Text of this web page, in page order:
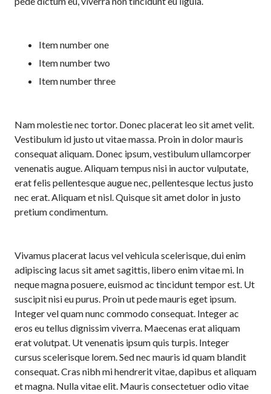
Item number one
Item number two
Item number three
Nam molestie nec tortor. Donec placerat leo sit amet velit.
Vestibulum id justo ut vitae massa. Proin in dolor mauris
consequat aliquam. Donec ipsum, vestibulum ullamcorper
venenatis augue. Aliquam tempus nisi in auctor vulputate,
erat felis pellentesque augue nec, pellentesque lectus justo
nec erat. Aliquam et nisl. Quisque sit amet dolor in justo
pretium condimentum.
Vivamus placerat lacus vel vehicula scelerisque, dui enim
adipiscing lacus sit amet sagittis, libero enim vitae mi. In
neque magna posuere, euismod ac tincidunt tempor est. Ut
suscipit nisi eu purus. Proin ut pede mauris eget ipsum.
Integer vel quam nunc commodo consequat. Integer ac
eros eu tellus dignissim viverra. Maecenas erat aliquam
erat volutpat. Ut venenatis ipsum quis turpis. Integer
cursus scelerisque lorem. Sed nec mauris id quam blandit
consequat. Cras nibh mi hendrerit vitae, dapibus et aliquam
et magna. Nulla vitae elit. Mauris consectetuer odio vitae